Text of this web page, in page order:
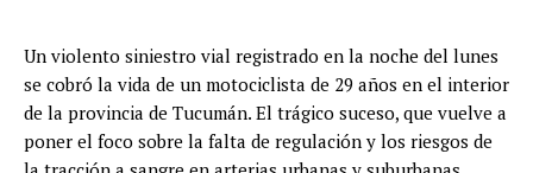
Un violento siniestro vial registrado en la noche del lunes
se cobró la vida de un motociclista de 29 años en el interior
de la provincia de Tucumán. El trágico suceso, que vuelve a
poner el foco sobre la falta de regulación y los riesgos de